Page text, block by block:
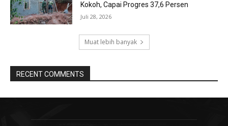
Kokoh, Capai Progres 37,6 Persen
Juli 28, 2026
Muat lebih banyak
RECENT COMMENTS